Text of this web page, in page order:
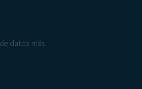
datos más